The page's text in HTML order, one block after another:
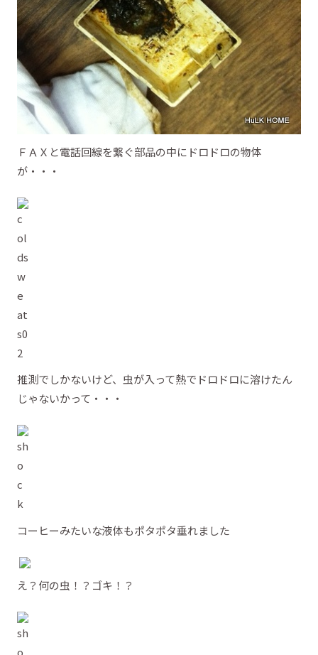
ＦＡＸと電話回線を繋ぐ部品の中にドロドロの物体
が・・・
推測でしかないけど、虫が入って熱でドロドロに溶けたん
じゃないかって・・・
コーヒーみたいな液体もポタポタ垂れました
え？何の虫！？ゴキ！？